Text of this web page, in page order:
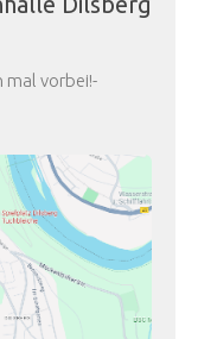
mal vorbei!-